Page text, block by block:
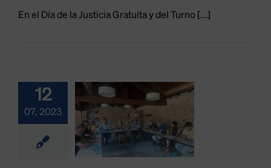
Popular
En el Día de la Justicia Gratuita y del Turno [...]
12
07, 2023